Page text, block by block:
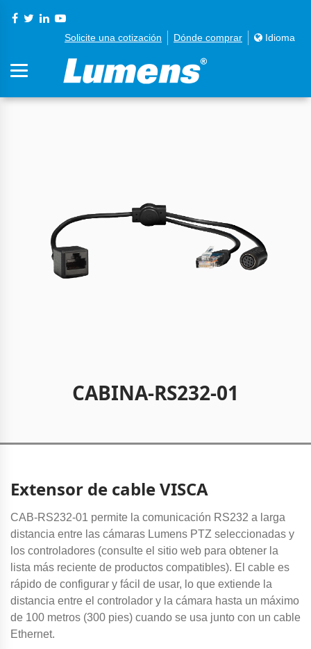
Solicite una cotización Dónde comprar Idioma
CABINA-RS232-01
Extensor de cable VISCA
CAB-RS232-01 permite la comunicación RS232 a larga
distancia entre las cámaras Lumens PTZ seleccionadas y
los controladores (consulte el sitio web para obtener la
lista más reciente de productos compatibles). El cable es
rápido de configurar y fácil de usar, lo que extiende la
distancia entre el controlador y la cámara hasta un máximo
de 100 metros (300 pies) cuando se usa junto con un cable
Ethernet.